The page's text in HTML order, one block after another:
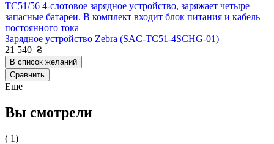
TC51/56 4-слотовое зарядное устройство, заряжает четыре
запасные батареи. В комплект входит блок питания и кабель
постоянного тока
Зарядное устройство Zebra (SAC-TC51-4SCHG-01)
21 540 ₴
В список желаний
Сравнить
Еще
Вы смотрели
( 1)